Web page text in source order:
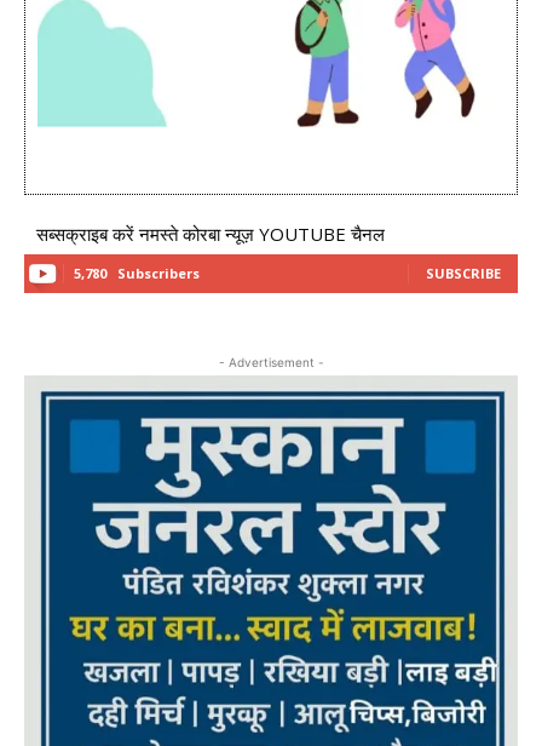
सब्सक्राइब करें नमस्ते कोरबा न्यूज़ YOUTUBE चैनल
5,780 Subscribers SUBSCRIBE
- Advertisement -